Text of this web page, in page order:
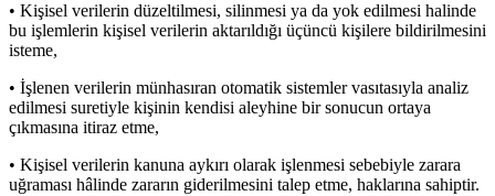
• Kişisel verilerin düzeltilmesi, silinmesi ya da yok edilmesi halinde
bu işlemlerin kişisel verilerin aktarıldığı üçüncü kişilere bildirilmesini
isteme,
• İşlenen verilerin münhasıran otomatik sistemler vasıtasıyla analiz
edilmesi suretiyle kişinin kendisi aleyhine bir sonucun ortaya
çıkmasına itiraz etme,
• Kişisel verilerin kanuna aykırı olarak işlenmesi sebebiyle zarara
uğraması hâlinde zararın giderilmesini talep etme, haklarına sahiptir.